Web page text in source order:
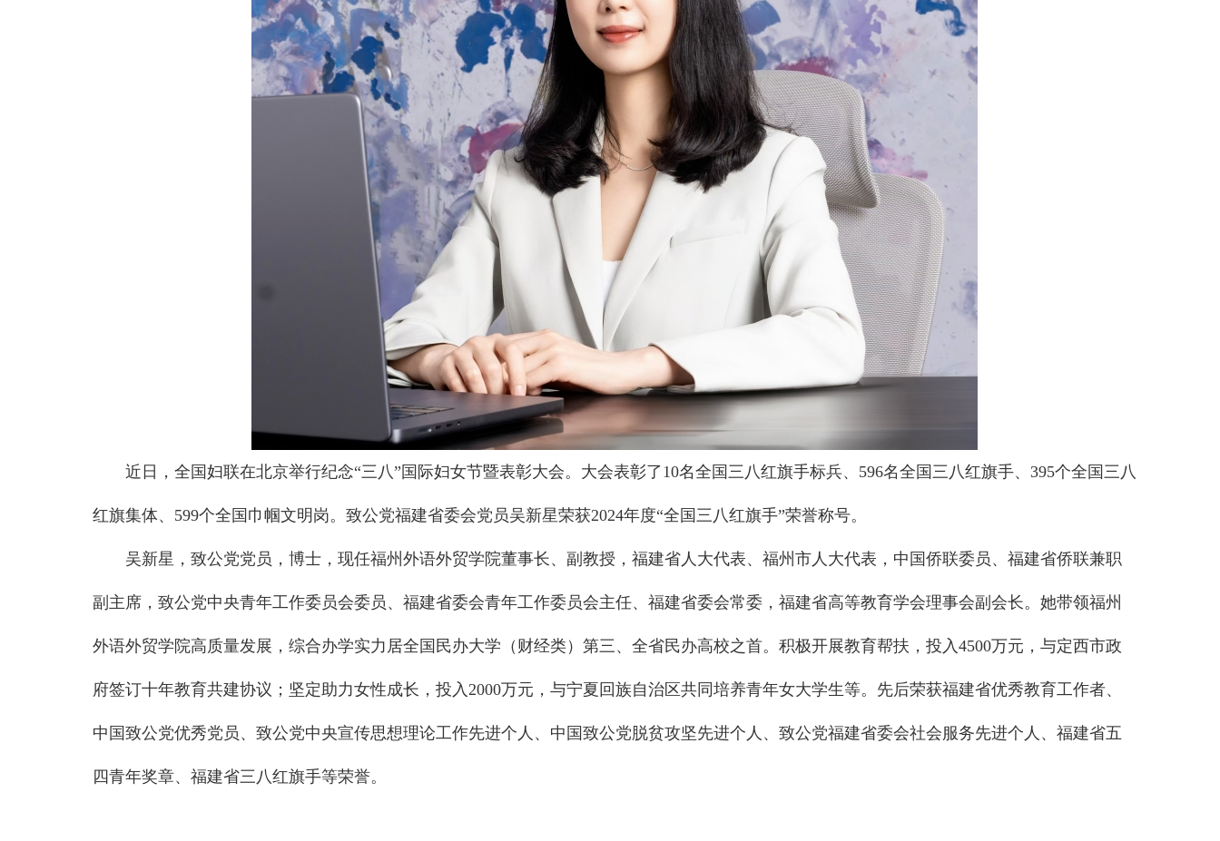
近日，全国妇联在北京举行纪念“三八”国际妇女节暨表彰大会。大会表彰了10名全国三八红旗手标兵、596名全国三八红旗手、395个全国三八
红旗集体、599个全国巾帼文明岗。致公党福建省委会党员吴新星荣获2024年度“全国三八红旗手”荣誉称号。
吴新星，致公党党员，博士，现任福州外语外贸学院董事长、副教授，福建省人大代表、福州市人大代表，中国侨联委员、福建省侨联兼职
副主席，致公党中央青年工作委员会委员、福建省委会青年工作委员会主任、福建省委会常委，福建省高等教育学会理事会副会长。她带领福州
外语外贸学院高质量发展，综合办学实力居全国民办大学（财经类）第三、全省民办高校之首。积极开展教育帮扶，投入4500万元，与定西市政
府签订十年教育共建协议；坚定助力女性成长，投入2000万元，与宁夏回族自治区共同培养青年女大学生等。先后荣获福建省优秀教育工作者、
中国致公党优秀党员、致公党中央宣传思想理论工作先进个人、中国致公党脱贫攻坚先进个人、致公党福建省委会社会服务先进个人、福建省五
四青年奖章、福建省三八红旗手等荣誉。